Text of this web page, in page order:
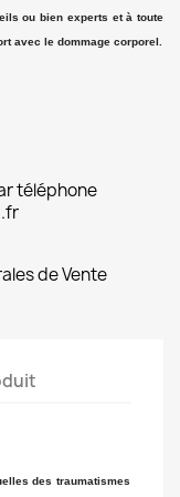
ou bien experts et à toute
avec le dommage corporel.
téléphone
de Vente
des traumatismes